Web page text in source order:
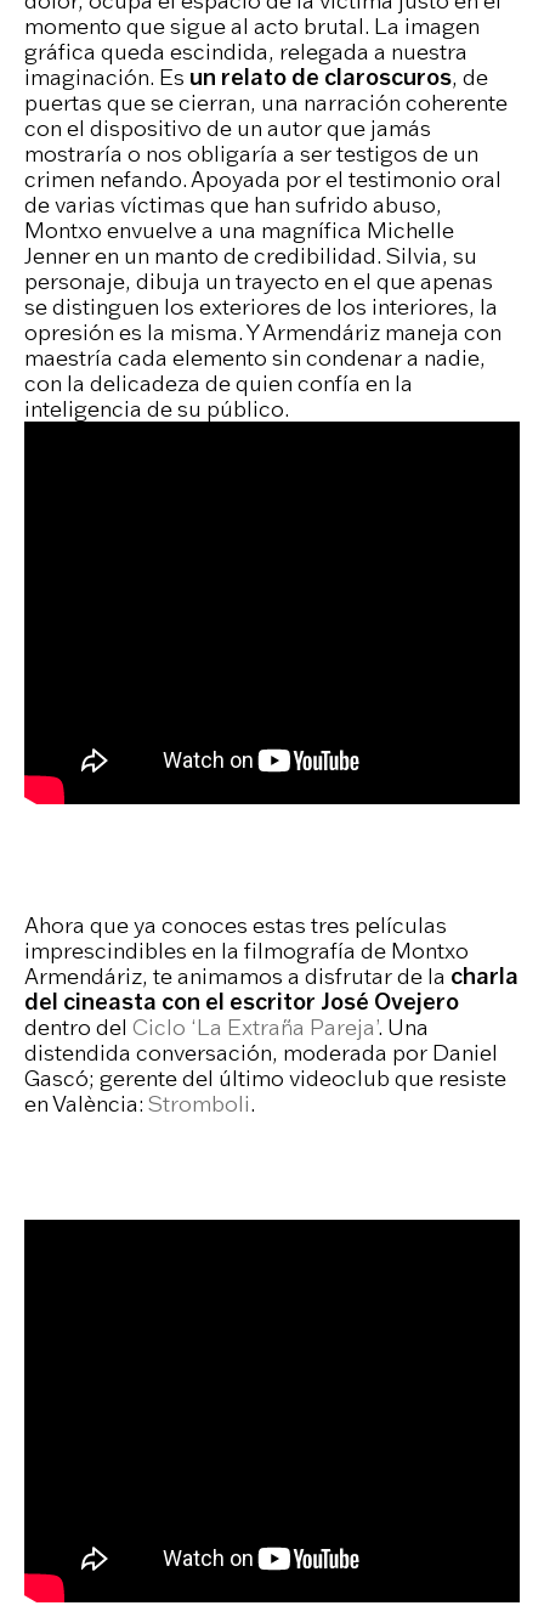
momento que sigue al acto brutal. La imagen
gráfica queda escindida, relegada a nuestra
imaginación. Es un relato de claroscuros, de
puertas que se cierran, una narración coherente
con el dispositivo de un autor que jamás
mostraría o nos obligaría a ser testigos de un
crimen nefando. Apoyada por el testimonio oral
de varias víctimas que han sufrido abuso,
Montxo envuelve a una magnífica Michelle
Jenner en un manto de credibilidad. Silvia, su
personaje, dibuja un trayecto en el que apenas
se distinguen los exteriores de los interiores, la
opresión es la misma. Y Armendáriz maneja con
maestría cada elemento sin condenar a nadie,
con la delicadeza de quien confía en la
inteligencia de su público.
Ahora que ya conoces estas tres películas
imprescindibles en la filmografía de Montxo
Armendáriz, te animamos a disfrutar de la charla
del cineasta con el escritor José Ovejero
dentro del Ciclo ‘La Extraña Pareja’. Una
distendida conversación, moderada por Daniel
Gascó; gerente del último videoclub que resiste
en València: Stromboli.